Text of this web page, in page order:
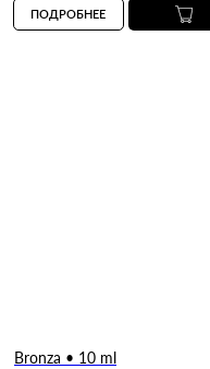
ПОДРОБНЕЕ
Bronza • 10 ml